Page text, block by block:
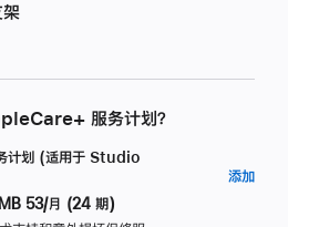
架
服务计划？
计划 (适用于 Studio
53/月 (24 期)
添加